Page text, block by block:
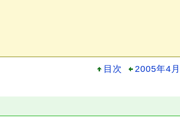
目次 2005年4月